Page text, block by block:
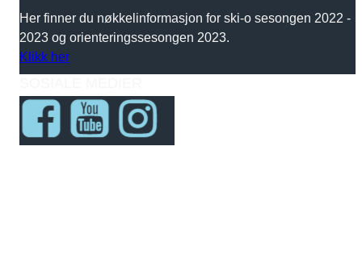
Her finner du nøkkelinformasjon for ski-o sesongen 2022 -
2023 og orienteringssesongen 2023.
Klikk her